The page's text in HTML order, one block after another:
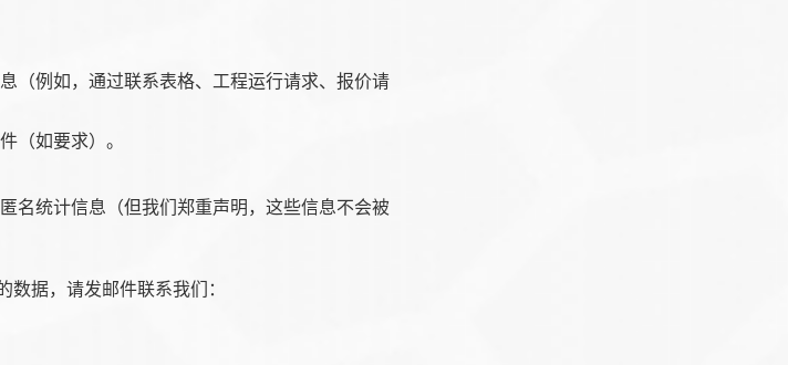
（例如，通过联系表格、工程运行请求、报价请
（如要求）。
名统计信息（但我们郑重声明，这些信息不会被
据，请发邮件联系我们：